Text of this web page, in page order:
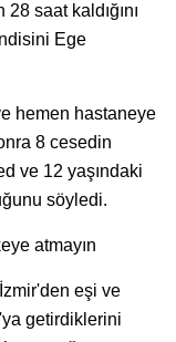
saat kaldığını
Ege
hemen hastaneye
8 cesedin
ve 12 yaşındaki
söyledi.
atmayın
İzmir'den eşi ve
getirdiklerini